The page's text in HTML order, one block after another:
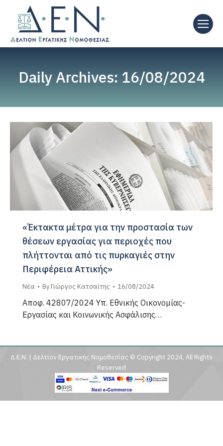
Daily Archives: 16/08/2024
«Έκτακτα μέτρα για την προστασία των
θέσεων εργασίας για περιοχές που
πλήττονται από τις πυρκαγιές στην
Περιφέρεια Αττικής»
Νέα By Γιώργος Κατσαίτης 16/08/2024
Αποφ. 42807/2024 Υπ. Εθνικής Οικονομίας-
Εργασίας και Κοινωνικής Ασφάλισης…
Δ.Ε.Ν. | Δελτίον Εργατικής Νομοθεσίας © Copyright 2024, All Rights
Reserved